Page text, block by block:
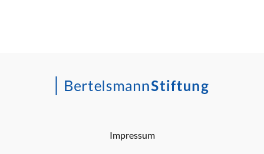
Impressum